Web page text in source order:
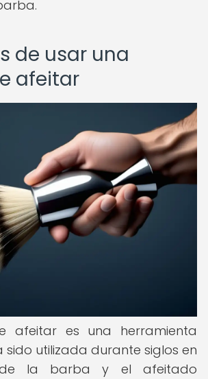
de usar una
afeitar
afeitar es una herramienta
sido utilizada durante siglos en
la barba y el afeitado